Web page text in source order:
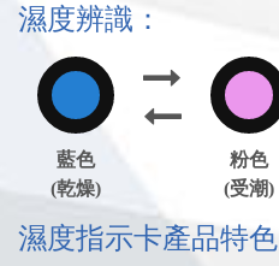
濕度辨識：
藍色
(乾燥)
粉色
(受潮)
濕度指示卡產品特色